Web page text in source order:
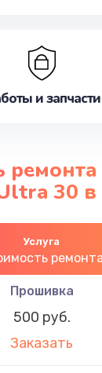
и
30
Услуга
ремонта
Прошивка
500 руб.
Заказать